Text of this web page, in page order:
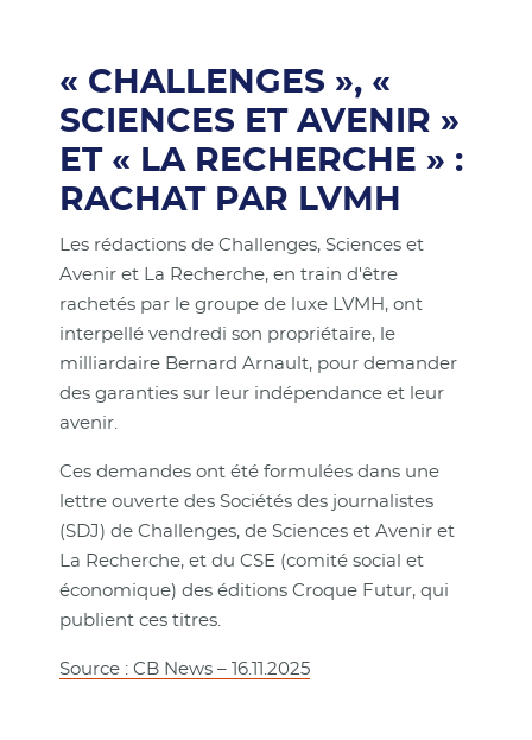
« CHALLENGES », «
SCIENCES ET AVENIR »
ET « LA RECHERCHE » :
RACHAT PAR LVMH
Les rédactions de Challenges, Sciences et
Avenir et La Recherche, en train d'être
rachetés par le groupe de luxe LVMH, ont
interpellé vendredi son propriétaire, le
milliardaire Bernard Arnault, pour demander
des garanties sur leur indépendance et leur
avenir.
Ces demandes ont été formulées dans une
lettre ouverte des Sociétés des journalistes
(SDJ) de Challenges, de Sciences et Avenir et
La Recherche, et du CSE (comité social et
économique) des éditions Croque Futur, qui
publient ces titres.
Source : CB News – 16.11.2025